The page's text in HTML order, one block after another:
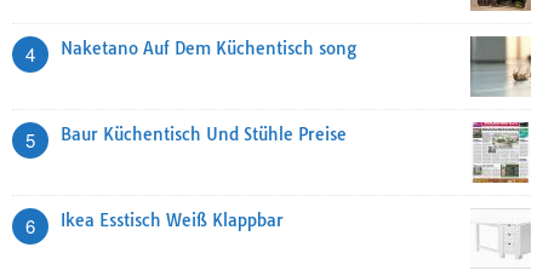
4 Naketano Auf Dem Küchentisch song
5 Baur Küchentisch Und Stühle Preise
6 Ikea Esstisch Weiß Klappbar